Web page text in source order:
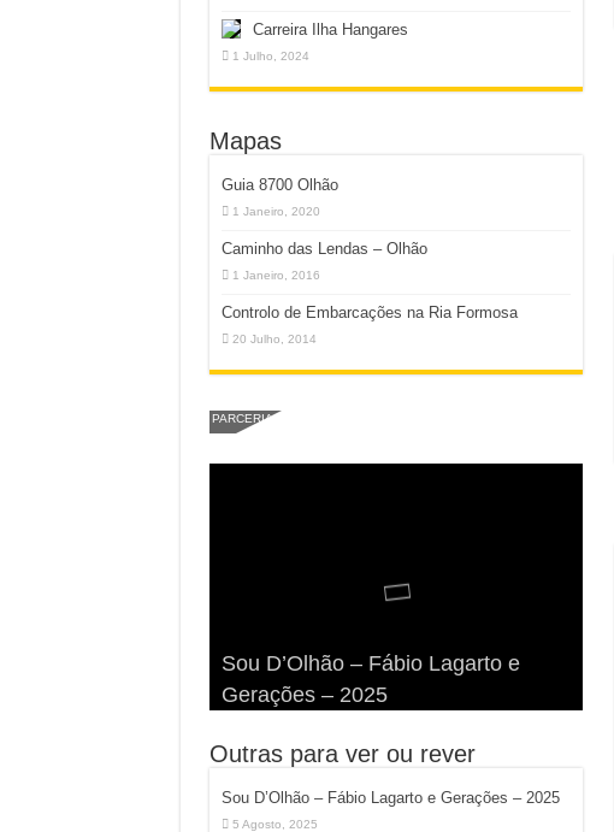
Carreira Ilha Hangares
1 Julho, 2024
Mapas
Guia 8700 Olhão
1 Janeiro, 2020
Caminho das Lendas – Olhão
1 Janeiro, 2016
Controlo de Embarcações na Ria Formosa
20 Julho, 2014
PARCERIA
Sou D’Olhão – Fábio Lagarto e
Gerações – 2025
Armona: Música, Comida e
Diversão à Beira-Ria!
Taphani X Benkest: Vídeo Musical
na Ilha da Armona
“Lavar a Loiça” na Ilha dos
Hangares
Quatro Dias Mais Um de Aventura e
Diversão!
Outras para ver ou rever
Sou D’Olhão – Fábio Lagarto e Gerações – 2025
5 Agosto, 2025